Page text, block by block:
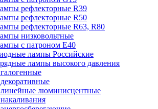
рефлекторные R39
рефлекторные R50
рефлекторные R63, R80
низковольтные
с патроном Е40
лампы Российские
лампы высокого давления
люминисцентные